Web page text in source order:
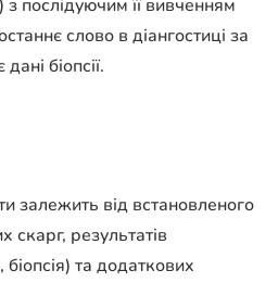
послідуючим її вивченням
слово в діангостиці за
біопсії.
залежить від встановленого
скарг, результатів
та додаткових